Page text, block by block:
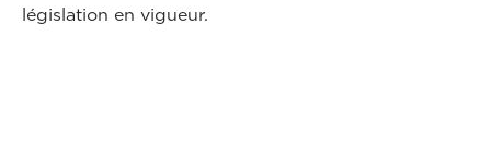
législation en vigueur.